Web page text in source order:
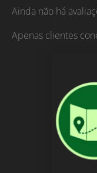
Ainda não há
Apenas clientes